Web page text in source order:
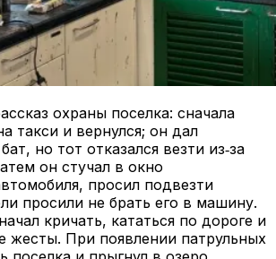
охраны поселка: сначала
такси и вернулся; он дал
но тот отказался везти из‑за
он стучал в окно
просил подвезти
просили не брать его в машину.
кричать, кататься по дороге и
жесты. При появлении патрульных